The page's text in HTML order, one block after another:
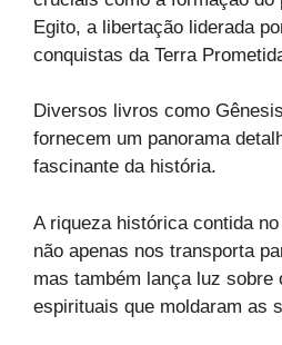
Egito, a libertação liderada
conquistas da Terra
Diversos livros como
fornecem um panorama
fascinante da história.
A riqueza histórica contida
não apenas nos transporta
mas também lança luz
espirituais que moldaram as